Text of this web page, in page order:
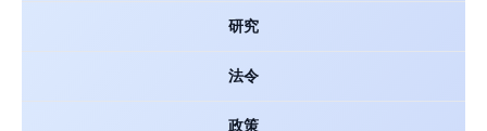
研究
法令
政策